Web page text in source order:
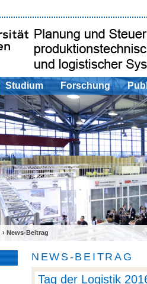
Studium Forschung
› News-Beitrag
NEWS-BEITRAG
Tag der Logistik